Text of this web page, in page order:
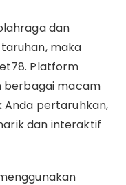
dan
maka
Platform
berbagai macam
pertaruhkan,
dan interaktif